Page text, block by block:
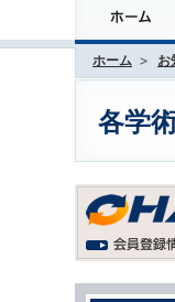
ホーム お
各学